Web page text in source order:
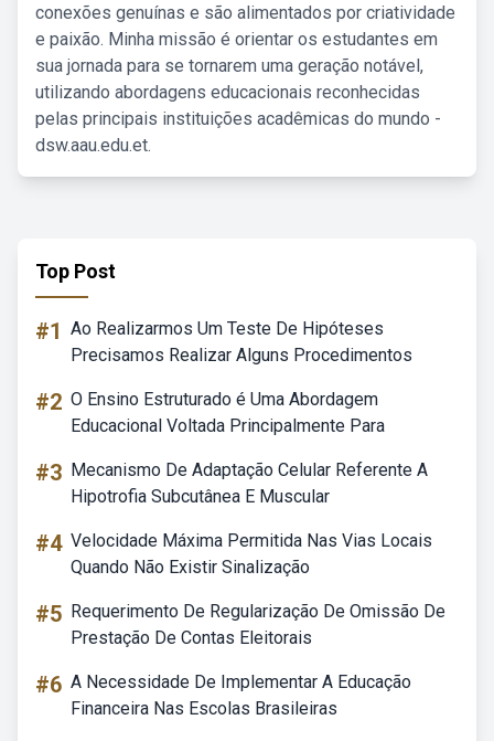
conexões genuínas e são alimentados por criatividade
e paixão. Minha missão é orientar os estudantes em
sua jornada para se tornarem uma geração notável,
utilizando abordagens educacionais reconhecidas
pelas principais instituições acadêmicas do mundo -
dsw.aau.edu.et.
Top Post
#1 Ao Realizarmos Um Teste De Hipóteses
Precisamos Realizar Alguns Procedimentos
#2 O Ensino Estruturado é Uma Abordagem
Educacional Voltada Principalmente Para
#3 Mecanismo De Adaptação Celular Referente A
Hipotrofia Subcutânea E Muscular
#4 Velocidade Máxima Permitida Nas Vias Locais
Quando Não Existir Sinalização
#5 Requerimento De Regularização De Omissão De
Prestação De Contas Eleitorais
#6 A Necessidade De Implementar A Educação
Financeira Nas Escolas Brasileiras